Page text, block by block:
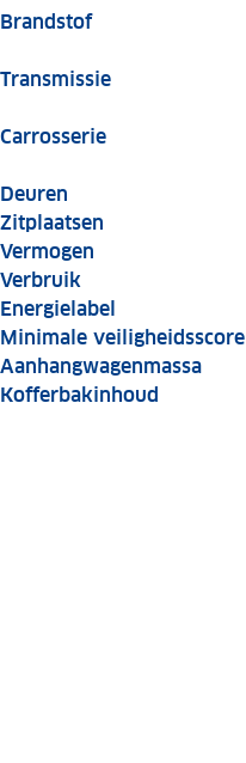
Brandstof
Transmissie
Carrosserie
Deuren
Zitplaatsen
Vermogen
Verbruik
Energielabel
Minimale veiligheidsscore
Aanhangwagenmassa
Kofferbakinhoud